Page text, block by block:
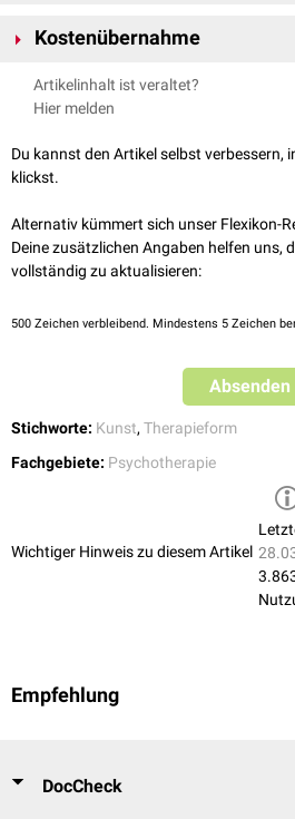
Bewusstmachung innerer Prozesse.
psychischen Inhalten.
Kostenübernahme
Die Kunsttherapie gehört
Krankenkassen
Artikelinhalt ist veraltet?
Hier melden
Du kannst den Artikel selbst verbessern,
klickst.
Alternativ kümmert sich unser Flexikon-
Deine zusätzlichen Angaben helfen uns,
vollständig zu aktualisieren:
500 Zeichen verbleibend. Mindestens 5 Zeichen
Absenden
Stichworte: Kunst, Therapieform
Fachgebiete: Psychotherapie
Wichtiger Hinweis zu diesem Artikel
Empfehlung
DocCheck